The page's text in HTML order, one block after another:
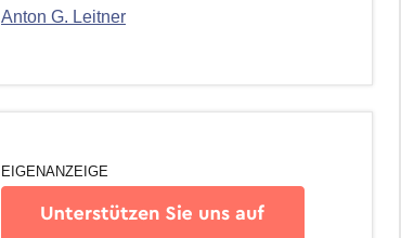
Anton G. Leitner
EIGENANZEIGE